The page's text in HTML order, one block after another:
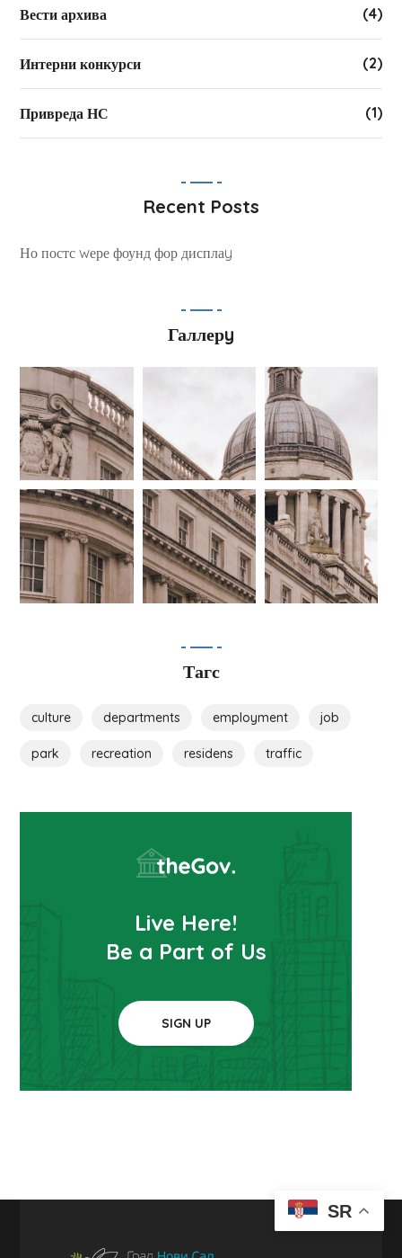
Вести архива (4)
Интерни конкурси (2)
Привреда НС (1)
Recent Posts
Но постс wере фоунд фор дисплаy
Галлерy
Тагс
culture departments employment job
park recreation residens traffic
Live Here!
Be a Part of Us
SIGN UP
SR